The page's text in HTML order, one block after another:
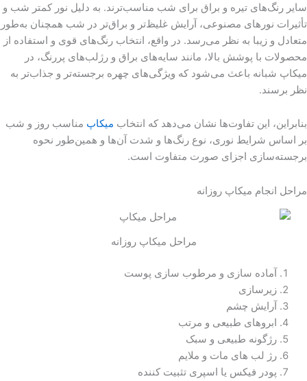
سایر رنگ‌های تیره و براق برای شب مناسب‌ترند. به دلیل نور کمتر شب و
تأثیرات نورهای مصنوعی، آرایش غلیظ‌تر و براق‌تر در شب همچنان به‌طور
متعادل و زیبا به نظر می‌رسد. در واقع، انتخاب رنگ‌های قوی و استفاده از
محصولات با پوشش بالا، مانند سایه‌های براق و رژلب‌های پررنگ، در
میکاپ شبانه باعث می‌شود که ویژگی‌های چهره برجسته‌تر و جذاب‌تر به
نظر برسند.
بنابراین، این تفاوت‌ها نشان می‌دهد که انتخاب میکاپ مناسب روز و شب
بر اساس شرایط نوری، نوع رنگ‌ها و شدت آن‌ها و همین‌طور نحوه
برجسته‌سازی اجزای صورت متفاوت است.
مراحل انجام میکاپ روزانه
مراحل میکاپ روزانه
آماده سازی و مرطوب سازی پوست
زیرسازی
آرایش چشم
ابروهای طبیعی و مرتب
رژگونه طبیعی و سبک
رژ لب های مات و ملایم
پودر فیکس یا اسپری تثبیت کننده